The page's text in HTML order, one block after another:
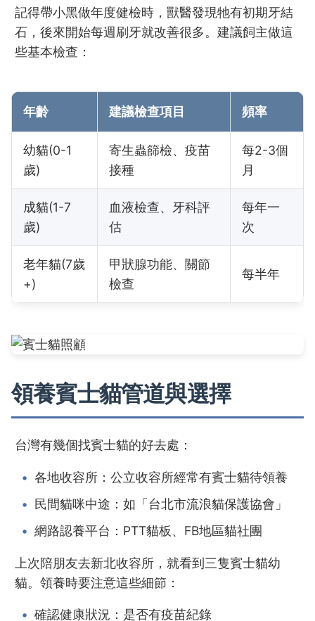
記得帶小黑做年度健檢時，獸醫發現牠有初期牙結
石，後來開始每週刷牙就改善很多。建議飼主做這
些基本檢查：
年齡 建議檢查項目 頻率
幼貓(0-1
歲)
寄生蟲篩檢、疫苗
接種
每2-3個
月
成貓(1-7
歲)
血液檢查、牙科評
估
每年一
次
老年貓(7歲
+)
甲狀腺功能、關節
檢查
每半年
領養賓士貓管道與選擇
台灣有幾個找賓士貓的好去處：
各地收容所：公立收容所經常有賓士貓待領養
民間貓咪中途：如「台北市流浪貓保護協會」
網路認養平台：PTT貓板、FB地區貓社團
上次陪朋友去新北收容所，就看到三隻賓士貓幼
貓。領養時要注意這些細節：
確認健康狀況：是否有疫苗紀錄